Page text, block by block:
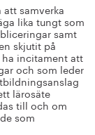
samverka
lika tungt som
samt
skjutit på
incitament att
och som leder
lärosäte
till och om
som